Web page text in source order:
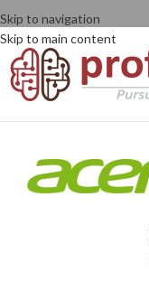
Skip to navigation
Skip to main content